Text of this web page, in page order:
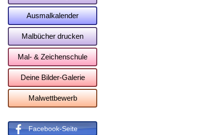
Ausmalkalender
Malbücher drucken
Mal- & Zeichenschule
Deine Bilder-Galerie
Malwettbewerb
Facebook-Seite